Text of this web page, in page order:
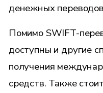
денежных
Помимо SWIFT-
доступны и другие
получения
средств. Также